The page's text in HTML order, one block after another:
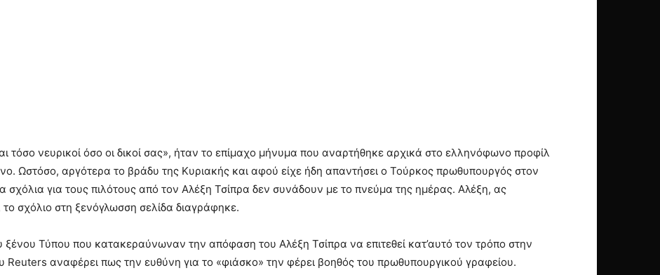
τόσο νευρικοί όσο οι δικοί σας», ήταν το επίμαχο μήνυμα που αναρτήθηκε αρχικά στο ελληνόφωνο προφίλ
Ωστόσο, αργότερα το βράδυ της Κυριακής και αφού είχε ήδη απαντήσει ο Τούρκος πρωθυπουργός στον
για τους πιλότους από τον Αλέξη Τσίπρα δεν συνάδουν με το πνεύμα της ημέρας. Αλέξη, ας
σχόλιο στη ξενόγλωσση σελίδα διαγράφηκε.
ξένου Τύπου που κατακεραύνωναν την απόφαση του Αλέξη Τσίπρα να επιτεθεί κατ’αυτό τον τρόπο στην
Reuters αναφέρει πως την ευθύνη για το «φιάσκο» την φέρει βοηθός του πρωθυπουργικού γραφείου.